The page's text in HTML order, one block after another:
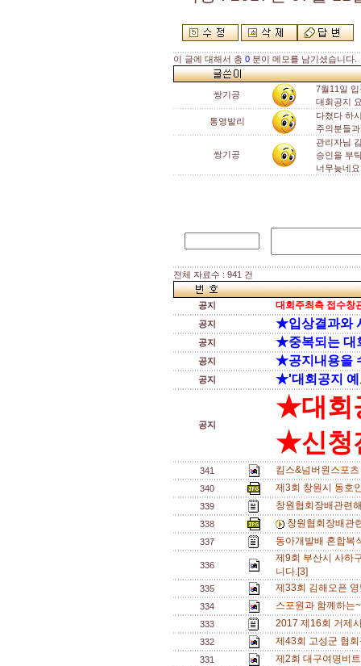
이 글에 대해서 총 0 분이 메모를 남기셨습니다.
쌍기공
7월11일
대회공지
통영발리
다쳤다 하
주의분들
쌍기공
관리자님
승인을 부
너무늦네
전체 자료수 : 941 건
공지 대회주최측 접수창
공지 ★입상결과와
공지 ★중복되는 대
공지 ★공지내용을
공지 ★'대회공지 예
공지
★대회
★신청
341 킴스&넘버원스포
340 제3회 창원시 동호
339 창원협회장배관련
338 창원협회장배관
337 동아개발배 혼합
336
제9회 부산시 사하
니다.[3]
335 제33회 김해오픈
334 스포원과 함께하
333 2017 제16회 거제
332 제43회 고성군 협
331 제2회 대구여명비